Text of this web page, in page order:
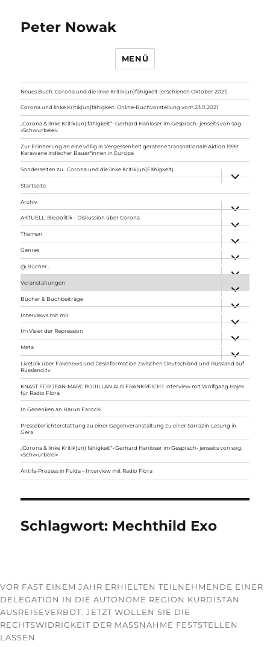
Peter Nowak
MENÜ
Neues Buch: Corona und die linke Kritik(un)fähigkeit (erschienen Oktober 2021)
Corona und linke Kritik(un)fähigkeit. Online-Buchvorstellung vom 23.11.2021
„Corona & linke Kritik(un) fähigkeit“- Gerhard Hanloser im Gespräch- jenseits von sog.
»Schwurbelei«
Zur Erinnerung an eine völlig in Vergessenheit geratene transnationale Aktion 1999:
Karawane indischer Bauer*innen in Europa
Sonderseiten zu…Corona und die linke Kritik(un)Fähigkeit).
anzeigen
Startseite
Archiv
anzeigen
AKTUELL: Biopolitik – Diskussion über Corona
anzeigen
Themen
anzeigen
Genres
anzeigen
@ Bücher…
Veranstaltungen
anzeigen
Bücher & Buchbeiträge
anzeigen
Interviews mit mir
anzeigen
Im Visier der Repression
anzeigen
Meta
anzeigen
Livetalk über Fakenews und Desinformation zwischen Deutschland und Russland auf
Russland.tv
KNAST FÜR JEAN-MARC ROUILLAN AUS FRANKREICH? Interview mit Wolfgang Hajek
für Radio Flora
In Gedenken an Harun Farocki
Presseberichterstattung zu einer Gegenveranstaltung zu einer Sarrazin-Lesung in
Gera
„Corona & linke Kritik(un) fähigkeit“- Gerhard Hanloser im Gespräch- jenseits von sog.
»Schwurbelei«
Antifa-Prozess in Fulda – Interview mit Radio Flora
Schlagwort: Mechthild Exo
VOR FAST EINEM JAHR ERHIELTEN TEILNEHMENDE EINER
DELEGATION IN DIE AUTONOME REGION KURDISTAN
AUSREISEVERBOT. JETZT WOLLEN SIE DIE
RECHTSWIDRIGKEIT DER MASSNAHME FESTSTELLEN L
ASSEN